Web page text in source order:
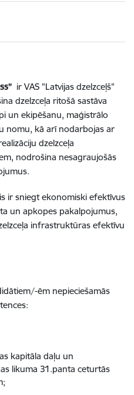
ir VAS "Latvijas dzelzceļš"
dzelzceļa ritošā sastāva
un ekipēšanu, maģistrālo
nomu, kā arī nodarbojas ar
dzelzceļa
nodrošina nesagraujošās
ir sniegt ekonomiski efektīvus
un apkopes pakalpojumus,
infrastruktūras efektīvu
ēm nepieciešamās
kapitāla daļu un
likuma 31.panta ceturtās